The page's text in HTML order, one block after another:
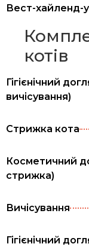
Вест-хайленд-
котів
Гігієнічний
вичісування)
Стрижка кота
Косметичний
стрижка)
Вичісування
Гігієнічний